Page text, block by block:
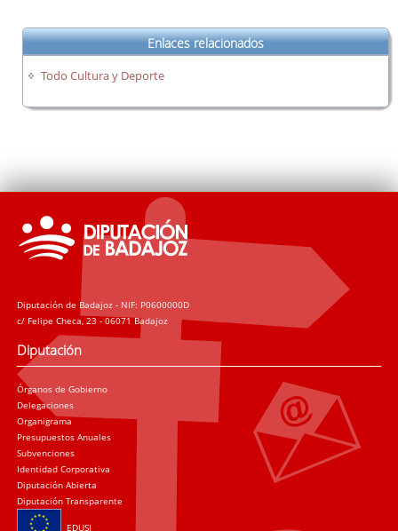
Enlaces relacionados
Todo Cultura y Deporte
Diputación de Badajoz - NIF: P0600000D
c/ Felipe Checa, 23 - 06071 Badajoz
Diputación
Órganos de Gobierno
Delegaciones
Organigrama
Presupuestos Anuales
Subvenciones
Identidad Corporativa
Diputación Abierta
Diputación Transparente
EDUSI